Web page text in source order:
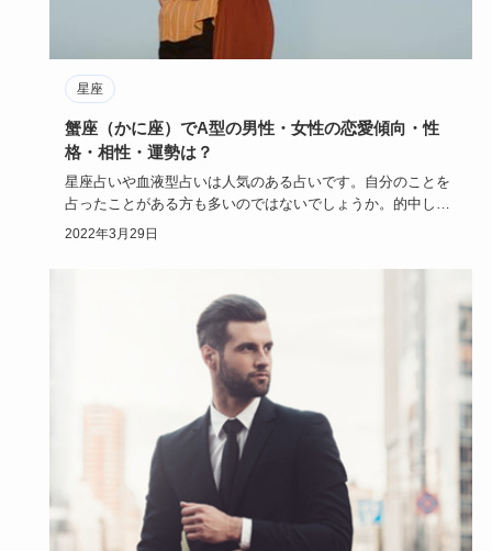
星座
蟹座（かに座）でA型の男性・女性の恋愛傾向・性
格・相性・運勢は？
星座占いや血液型占いは人気のある占いです。自分のことを
占ったことがある方も多いのではないでしょうか。的中して
いたり意外な結…
2022年3月29日